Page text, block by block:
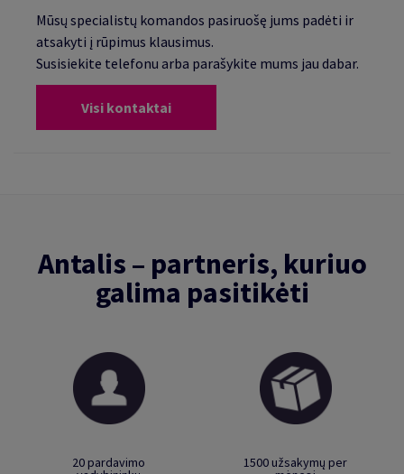
Mūsų specialistų komandos pasiruošę jums padėti ir
atsakyti į rūpimus klausimus.
Susisiekite telefonu arba parašykite mums jau dabar.
Visi kontaktai
Antalis – partneris, kuriuo
galima pasitikėti
20 pardavimo 1500 užsakymų per